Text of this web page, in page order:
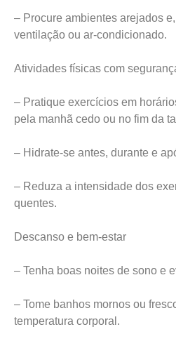
– Procure ambientes arejados
ventilação ou ar-condicionado.
Atividades físicas com
– Pratique exercícios em
pela manhã cedo ou no fim da
– Hidrate-se antes, durante e
– Reduza a intensidade dos
quentes.
Descanso e bem-estar
– Tenha boas noites de sono e
– Tome banhos mornos ou
temperatura corporal.